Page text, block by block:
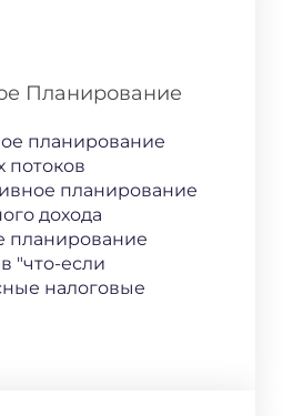
Планирование
планирование
потоков
планирование
дохода
планирование
"что-если
налоговые